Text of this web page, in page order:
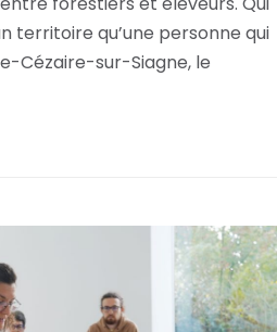
territoire qu’une personne qui
Cézaire-sur-Siagne, le